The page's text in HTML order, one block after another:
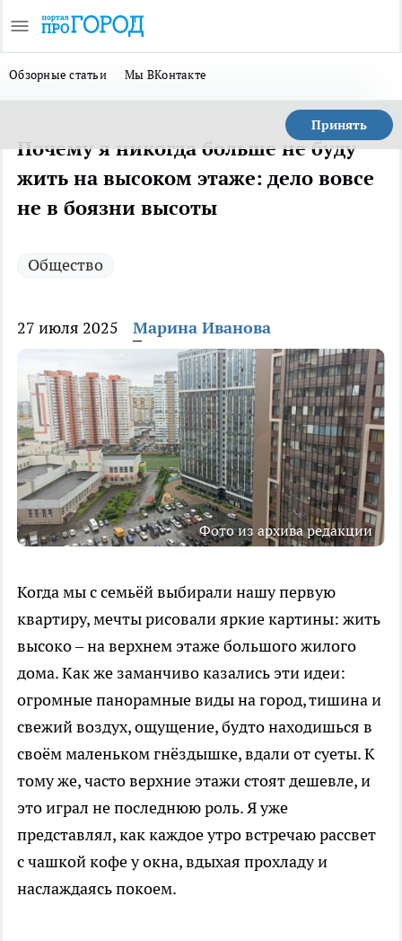
Обзорные статьи Мы ВКонтакте
Принять
Почему я никогда больше не буду
жить на высоком этаже: дело вовсе
не в боязни высоты
Общество
27 июля 2025 Марина Иванова
Фото из архива редакции
Когда мы с семьёй выбирали нашу первую
квартиру, мечты рисовали яркие картины: жить
высоко – на верхнем этаже большого жилого
дома. Как же заманчиво казались эти идеи:
огромные панорамные виды на город, тишина и
свежий воздух, ощущение, будто находишься в
своём маленьком гнёздышке, вдали от суеты. К
тому же, часто верхние этажи стоят дешевле, и
это играл не последнюю роль. Я уже
представлял, как каждое утро встречаю рассвет
с чашкой кофе у окна, вдыхая прохладу и
наслаждаясь покоем.